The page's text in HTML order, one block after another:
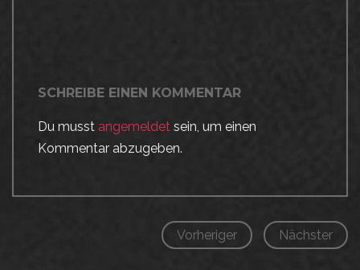
SCHREIBE EINEN KOMMENTAR
Du musst angemeldet sein, um einen
Kommentar abzugeben.
Vorheriger Nächster